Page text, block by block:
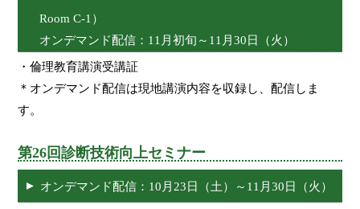
Room C-1）
オンデマンド配信：11月初旬～11月30日（火）
・倫理教育講演受講証
＊オンデマンド配信は現地講演内容を収録し、配信しま
す。
第26回診断技術向上セミナー
オンデマンド配信：10月23日（土）～11月30日（火）